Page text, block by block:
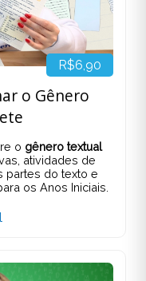
R$6,90
o Gênero
o gênero textual
atividades de
partes do texto e
os Anos Iniciais.